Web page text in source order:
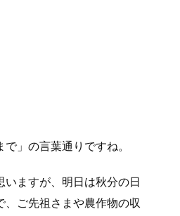
」の言葉通りですね。
ますが、明日は秋分の日
ご先祖さまや農作物の収